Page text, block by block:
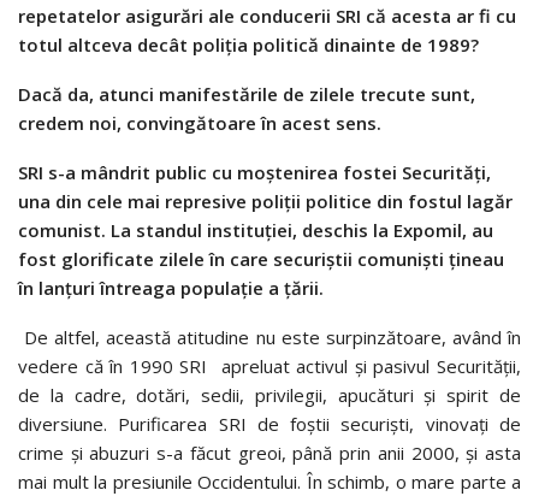
repetatelor asigurări ale conducerii SRI că acesta ar fi cu
totul altceva decât poliția politică dinainte de 1989?
Dacă da, atunci manifestările de zilele trecute sunt,
credem noi, convingătoare în acest sens.
SRI s-a mândrit public cu moştenirea fostei Securităţi,
una din cele mai represive poliţii politice din fostul lagăr
comunist. La standul instituţiei, deschis la Expomil, au
fost glorificate zilele în care securiştii comunişti ţineau
în lanţuri întreaga populaţie a ţării.
De altfel, această atitudine nu este surpinzătoare, având în
vedere că în 1990 SRI apreluat activul și pasivul Securității,
de la cadre, dotări, sedii, privilegii, apucături și spirit de
diversiune. Purificarea SRI de foștii securiști, vinovați de
crime și abuzuri s-a făcut greoi, până prin anii 2000, și asta
mai mult la presiunile Occidentului. În schimb, o mare parte a